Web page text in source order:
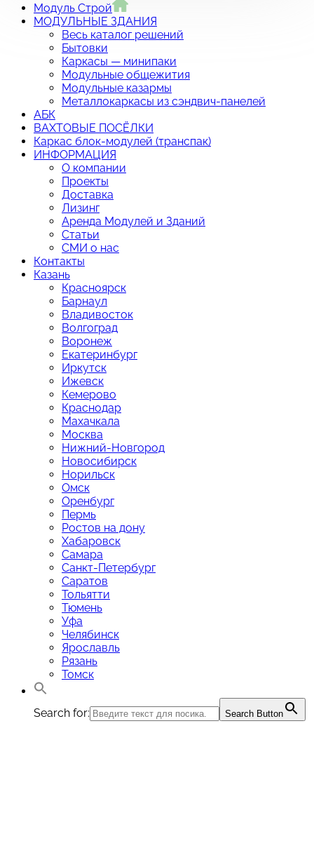
Модуль Строй
МОДУЛЬНЫЕ ЗДАНИЯ
Весь каталог решений
Бытовки
Каркасы — минипаки
Модульные общежития
Модульные казармы
Металлокаркасы из сэндвич-панелей
АБК
ВАХТОВЫЕ ПОСЁЛКИ
Каркас блок-модулей (транспак)
ИНФОРМАЦИЯ
О компании
Проекты
Доставка
Лизинг
Аренда Модулей и Зданий
Статьи
СМИ о нас
Контакты
Казань
Красноярск
Барнаул
Владивосток
Волгоград
Воронеж
Екатеринбург
Иркутск
Ижевск
Кемерово
Краснодар
Махачкала
Москва
Нижний-Новгород
Новосибирск
Норильск
Омск
Оренбург
Пермь
Ростов на дону
Хабаровск
Самара
Санкт-Петербург
Саратов
Тольятти
Тюмень
Уфа
Челябинск
Ярославль
Рязань
Томск
Search for: Search Button